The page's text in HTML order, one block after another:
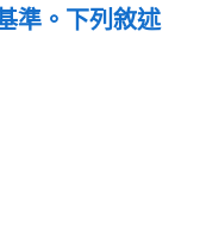
準。下列敘述